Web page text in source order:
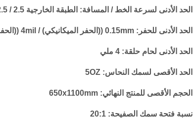
الحد الأدنى لسرعة الخط / المسافة: الطبقة الخارجية 2.5 / 2.5 ميل ، الطبقة الداخلية 3 / 3 ميل ((1/3 ، 1/2OZ)
الحد الأدنى للحفر: 0.15mm ((الحفر الميكانيكي) / 4mil ((الحفر بالليزر)
الحد الأدنى لحام حلقة: 4 ملي
الحد الأقصى لسمك النحاس: 5OZ
الحجم الأقصى للمنتج النهائي: 650x1100mm
نسبة فتحة سمك الصفيحة: 20:1